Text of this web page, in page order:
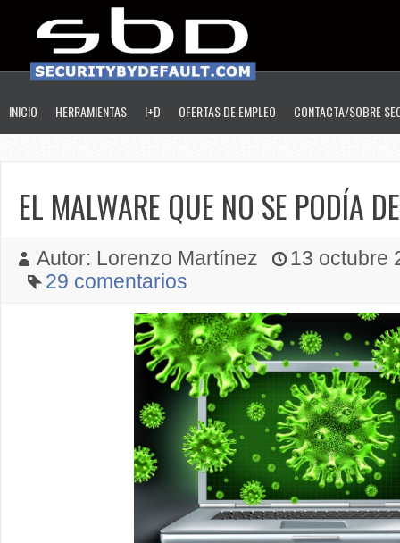
INICIO HERRAMIENTAS I+D OFERTAS DE EMPLEO CONTACTA/SOBRE
EL MALWARE QUE NO SE PODÍA
Autor: Lorenzo Martínez
13 octubre
29 comentarios